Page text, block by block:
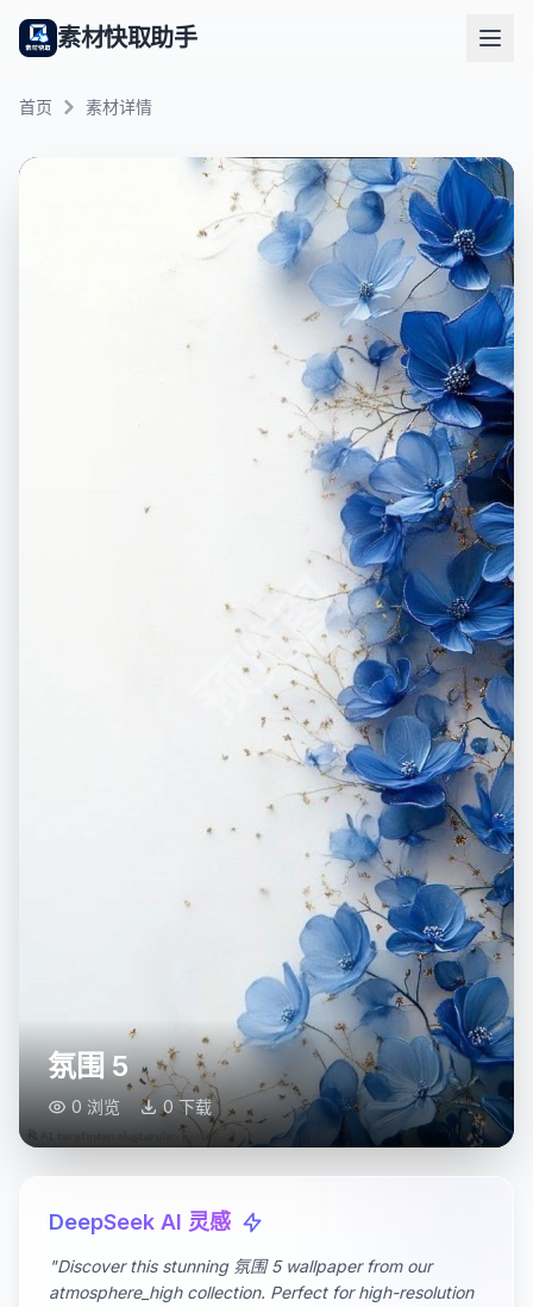
素材快取助手
首页 素材详情
预览图
氛围 5
0 浏览 0 下载
DeepSeek AI 灵感
"Discover this stunning 氛围 5 wallpaper from our
atmosphere_high collection. Perfect for high-resolution